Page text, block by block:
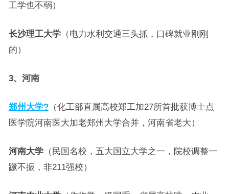
工学也不弱）
长沙理工大学（电力水利交通三头抓，口碑就业刚刚
的）
3、河南
郑州大学?（化工部直属高校郑工加27所首批获博士点
医学院河南医大加老郑州大学合并，河南省老大）
河南大学（民国名校，五大国立大学之一，院校调整一
蹶不振，非211强校）